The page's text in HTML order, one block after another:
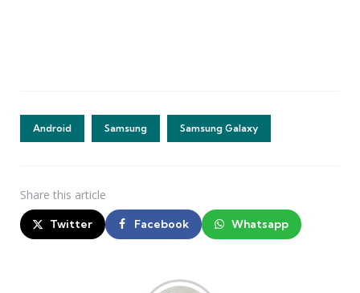
Android Samsung Samsung Galaxy
Share this article
Twitter Facebook Whatsapp